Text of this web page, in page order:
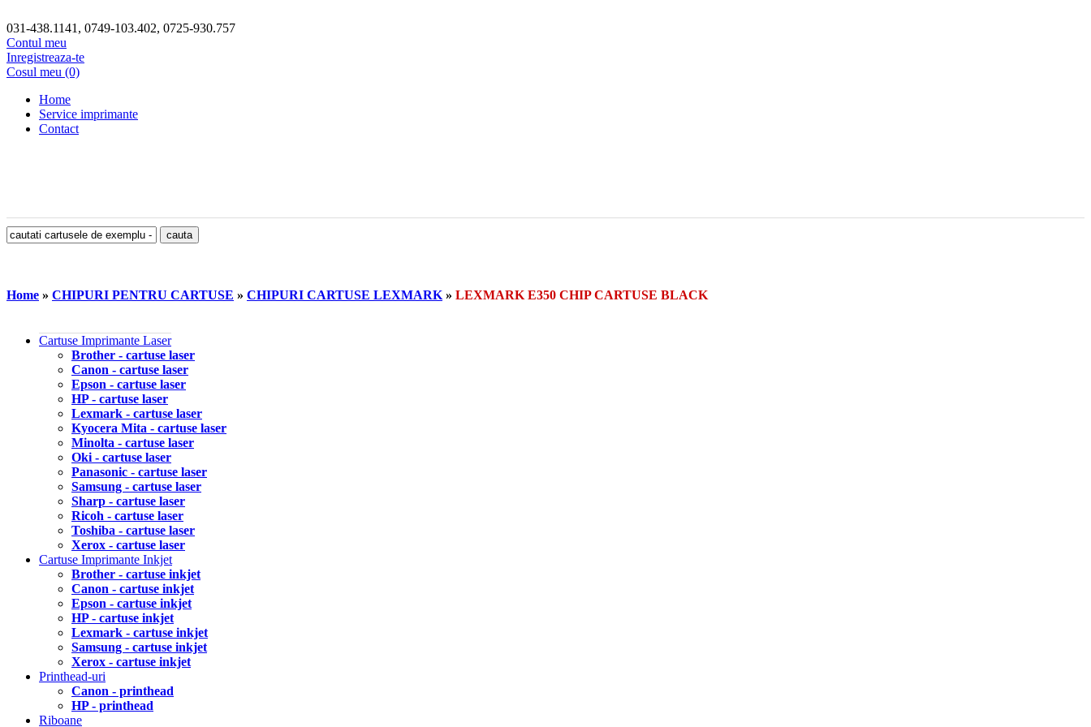
031-438.1141, 0749-103.402, 0725-930.757
Contul meu
Inregistreaza-te
Cosul meu (0)
Home
Service imprimante
Contact
Home » CHIPURI PENTRU CARTUSE » CHIPURI CARTUSE LEXMARK » LEXMARK E350 CHIP CARTUSE BLACK
Cartuse Imprimante Laser
Brother - cartuse laser
Canon - cartuse laser
Epson - cartuse laser
HP - cartuse laser
Lexmark - cartuse laser
Kyocera Mita - cartuse laser
Minolta - cartuse laser
Oki - cartuse laser
Panasonic - cartuse laser
Samsung - cartuse laser
Sharp - cartuse laser
Ricoh - cartuse laser
Toshiba - cartuse laser
Xerox - cartuse laser
Cartuse Imprimante Inkjet
Brother - cartuse inkjet
Canon - cartuse inkjet
Epson - cartuse inkjet
HP - cartuse inkjet
Lexmark - cartuse inkjet
Samsung - cartuse inkjet
Xerox - cartuse inkjet
Printhead-uri
Canon - printhead
HP - printhead
Riboane